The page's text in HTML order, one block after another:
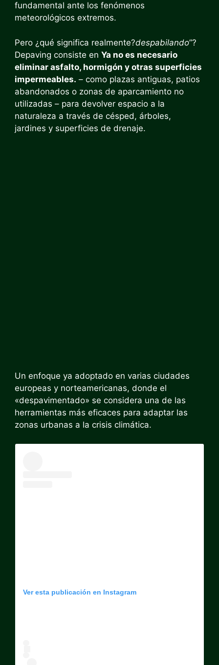
fundamental ante los fenómenos
meteorológicos extremos.
Pero ¿qué significa realmente?despabilando”?
Depaving consiste en Ya no es necesario
eliminar asfalto, hormigón y otras superficies
impermeables. – como plazas antiguas, patios
abandonados o zonas de aparcamiento no
utilizadas – para devolver espacio a la
naturaleza a través de césped, árboles,
jardines y superficies de drenaje.
Un enfoque ya adoptado en varias ciudades
europeas y norteamericanas, donde el
«despavimentado» se considera una de las
herramientas más eficaces para adaptar las
zonas urbanas a la crisis climática.
Ver esta publicación en Instagram